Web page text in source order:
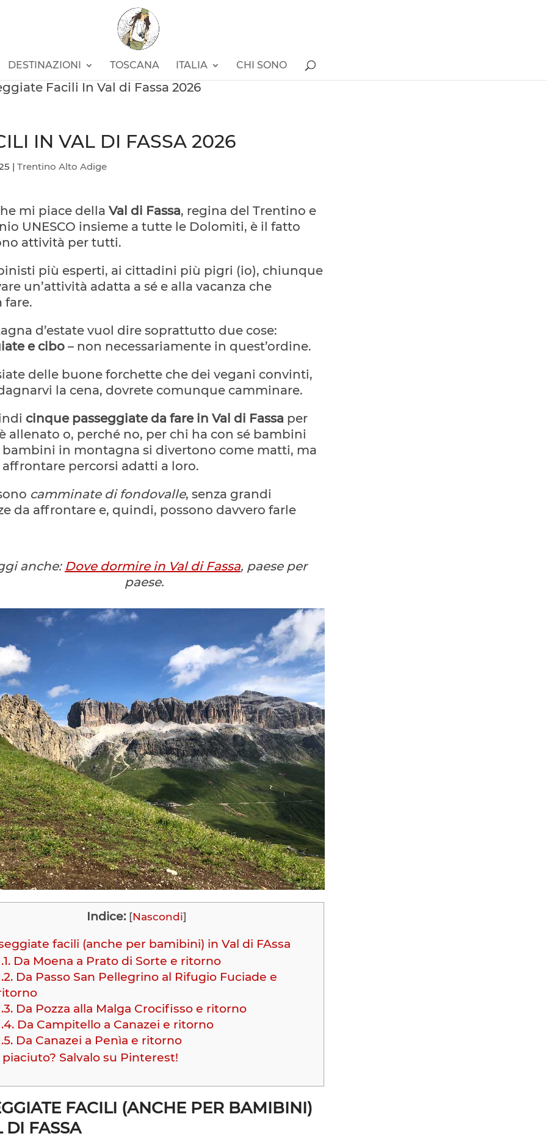
DESTINAZIONI TOSCANA ITALIA CHI SONO
Facili In Val di Fassa 2026
IN VAL DI FASSA 2026
| Trentino Alto Adige
mi piace dellaVal di Fassa, regina del Trentino e
UNESCO insieme a tutte le Dolomiti, è il fatto
attività per tutti.
più esperti, ai cittadini più pigri (io), chiunque
un’attività adatta a sé e alla vacanza che
fare.
d’estate vuol dire soprattutto due cose:
e cibo – non necessariamente in quest’ordine.
delle buone forchette che dei vegani convinti,
la cena, dovrete comunque camminare.
cinque passeggiate da fare in Val di Fassa per
allenato o, perché no, per chi ha con sé bambini
bambini in montagna si divertono come matti, ma
percorsi adatti a loro.
camminate di fondovalle, senza grandi
da affrontare e, quindi, possono davvero farle
anche: Dove dormire in Val di Fassa, paese per
paese.
Indice: [Nascondi]
facili (anche per bamibini) in Val di FAssa
Da Moena a Prato di Sorte e ritorno
Da Passo San Pellegrino al Rifugio Fuciade e
Da Pozza alla Malga Crocifisso e ritorno
Da Campitello a Canazei e ritorno
Da Canazei a Penìa e ritorno
Salvalo su Pinterest!
FACILI (ANCHE PER BAMIBINI)
DI FASSA